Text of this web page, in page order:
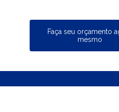
Faça seu orçamento
mesmo